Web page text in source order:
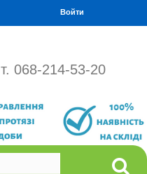
Войти
т. 068-214-53-20